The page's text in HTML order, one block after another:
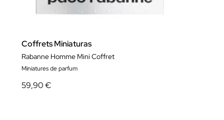
Coffrets Miniaturas
Rabanne Homme Mini Coffret
Miniatures de parfum
59,90 €